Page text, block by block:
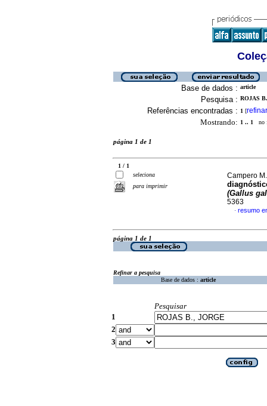
Base de dados : article
Pesquisa : ROJAS
Referências encontradas : 1 [refinar
Mostrando: 1 .. 1 no
página 1 de 1
1 / 1
seleciona
para imprimir
Campero
(Gallus
5363
· resumo
página 1 de 1
Refinar a pesquisa
Base de dados : article
Pesquisar
1
2
3